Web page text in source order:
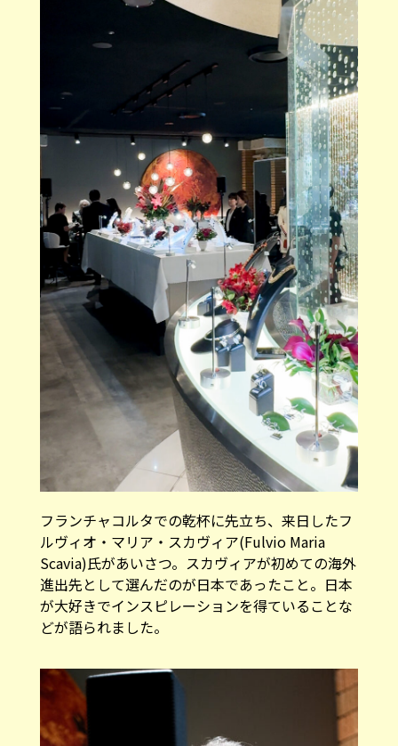
フランチャコルタでの乾杯に先立ち、来日したフ
ルヴィオ・マリア・スカヴィア(Fulvio Maria
Scavia)氏があいさつ。スカヴィアが初めての海外
進出先として選んだのが日本であったこと。日本
が大好きでインスピレーションを得ていることな
どが語られました。